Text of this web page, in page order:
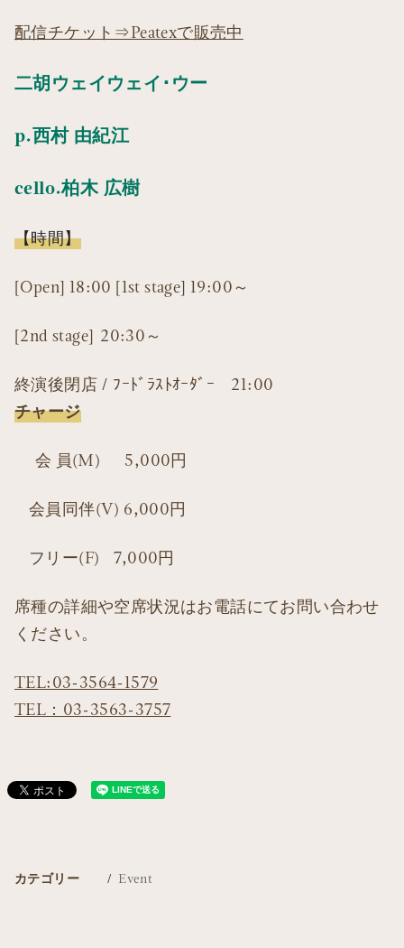
配信チケット⇒Peatexで販売中
二胡ウェイウェイ･ウー
p.西村 由紀江
cello.柏木 広樹
【時間】
[Open] 18:00 [1st stage] 19:00～
[2nd stage] 20:30～
終演後閉店 / ﾌｰﾄﾞﾗｽﾄｵｰﾀﾞｰ 21:00
チャージ
会 員(M) 5,000円
会員同伴(V) 6,000円
フリー(F) 7,000円
席種の詳細や空席状況はお電話にてお問い合わせ
ください。
TEL:03-3564-1579
TEL：03-3563-3757
カテゴリー Event